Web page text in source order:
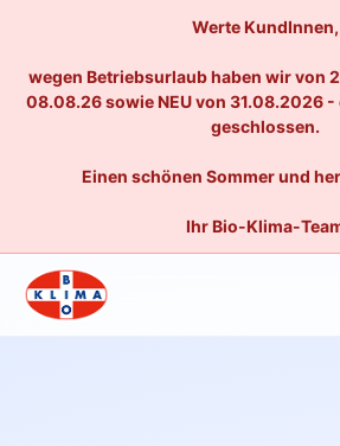
Werte KundInnen,
wegen Betriebsurlaub haben wir von
08.08.26 sowie NEU von 31.08.2026
geschlossen.
Einen schönen Sommer und
Ihr Bio-Klima-